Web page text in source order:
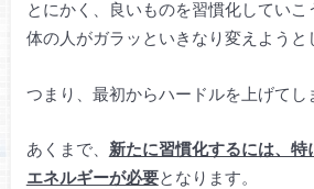
とにかく、良いものを習慣化していこ
体の人がガラッといきなり変えようと
つまり、最初からハードルを上げてし
あくまで、 新たに習慣化するには、
エネルギーが必要となります。